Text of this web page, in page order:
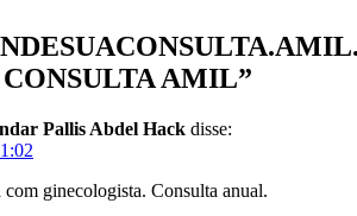
AMIL”
Pallis Abdel Hack disse:
ginecologista. Consulta anual.